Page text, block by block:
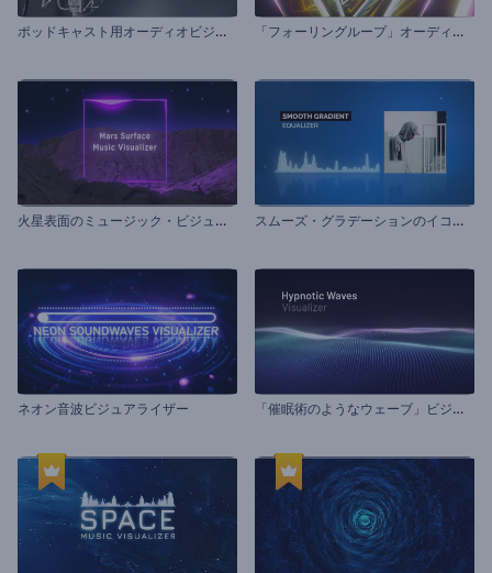
ポ
ッドキャスト用オーディオビジュアライザー 「
フォーリングループ」オーディオビジュアライザー
火
星表面のミュージック・ビジュアライザー ス
ムーズ・グラデーションのイコライザー
ネオン音波ビジュアライザー 「
催眠術のようなウェーブ」ビジュアライザー